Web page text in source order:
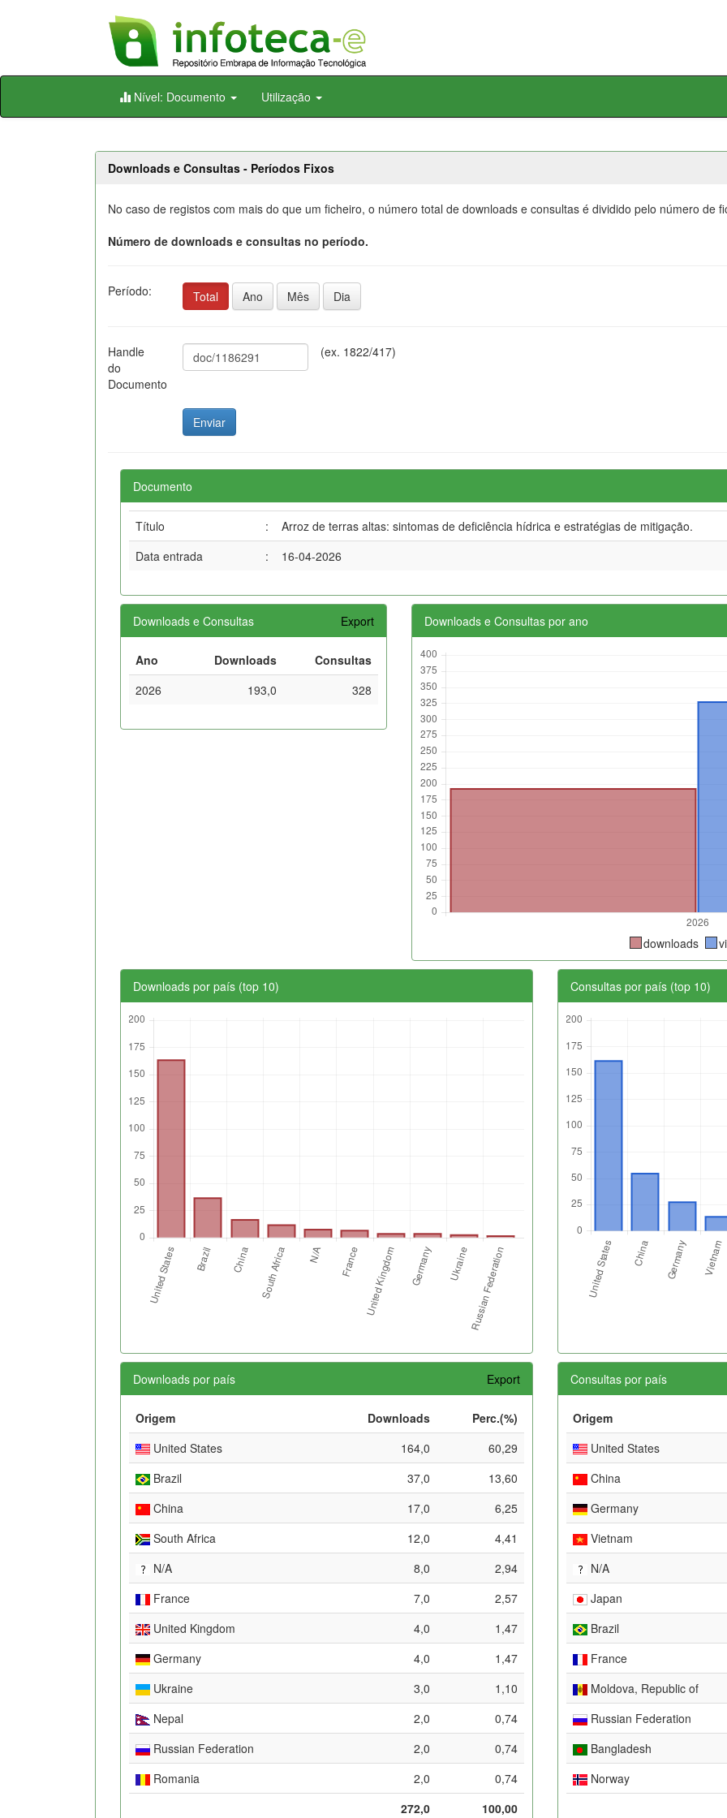
Skip
Nível: Documento Utilização
Downloads e Consultas - Períodos Fixos
No caso de registos com mais do que um ficheiro, o número total de downloads e consultas é dividido pelo número de
Número de downloads e consultas no período.
Período: Total Ano Mês Dia
Handle
do
Documento
(ex. 1822/417)
Documento
Título :
Arroz de terras altas: sintomas de deficiência hídrica e estratégias de mitigação.
Data entrada
: 16-04-2026
Downloads e Consultas Export
Ano Downloads
Consultas
2026
193,0 328
Downloads e Consultas por ano
downloads
Downloads por país (top 10) Consultas por país (top 10)
Downloads por país Export
Origem Downloads
Perc.(%)
United States
164,0
60,29
Brazil
37,0
13,60
China
17,0
6,25
South Africa
12,0
4,41
N/A
8,0
2,94
France
7,0
2,57
United Kingdom
4,0
1,47
Germany
4,0
1,47
Ukraine
3,0
1,10
Nepal
2,0
0,74
Russian Federation
2,0
0,74
Romania
2,0
0,74
272,0
100,00
Consultas por país
Origem
United States
China
Germany
Vietnam
N/A
Japan
Brazil
France
Moldova, Republic of
Russian Federation
Bangladesh
Norway